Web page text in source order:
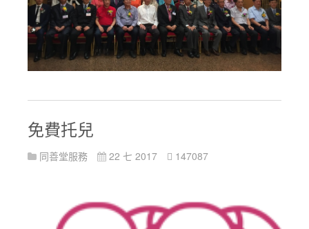
免費托兒
同善堂服務 22 七 2017 147087